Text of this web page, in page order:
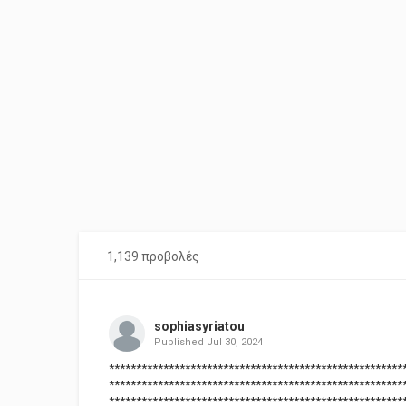
1,139 προβολές
sophiasyriatou
Published Jul 30, 2024